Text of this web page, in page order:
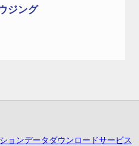
ジング
ョンデータダウンロードサービス